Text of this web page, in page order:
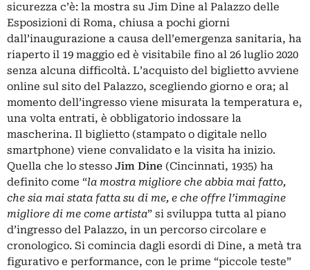
sicurezza c’è: la mostra su Jim Dine al Palazzo delle
Esposizioni di Roma, chiusa a pochi giorni
dall’inaugurazione a causa dell’emergenza sanitaria, ha
riaperto il 19 maggio ed è visitabile fino al 26 luglio 2020
senza alcuna difficoltà. L’acquisto del biglietto avviene
online sul sito del Palazzo, scegliendo giorno e ora; al
momento dell’ingresso viene misurata la temperatura e,
una volta entrati, è obbligatorio indossare la
mascherina. Il biglietto (stampato o digitale nello
smartphone) viene convalidato e la visita ha inizio.
Quella che lo stesso Jim Dine (Cincinnati, 1935) ha
definito come “la mostra migliore che abbia mai fatto,
che sia mai stata fatta su di me, e che offre l’immagine
migliore di me come artista” si sviluppa tutta al piano
d’ingresso del Palazzo, in un percorso circolare e
cronologico. Si comincia dagli esordi di Dine, a metà tra
figurativo e performance, con le prime “piccole teste”